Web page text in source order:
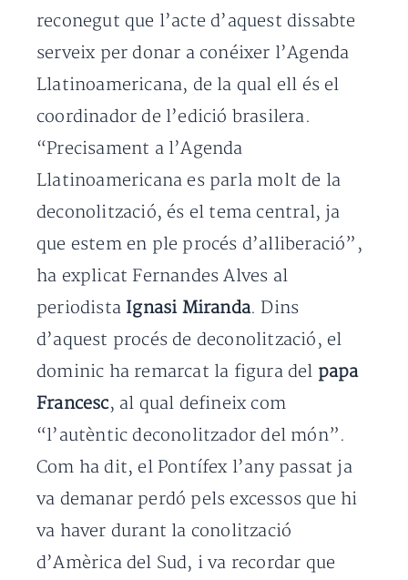
reconegut que l’acte d’aquest dissabte
serveix per donar a conéixer l’Agenda
Llatinoamericana, de la qual ell és el
coordinador de l’edició brasilera.
“Precisament a l’Agenda
Llatinoamericana es parla molt de la
deconolització, és el tema central, ja
que estem en ple procés d’alliberació”,
ha explicat Fernandes Alves al
periodista Ignasi Miranda. Dins
d’aquest procés de deconolització, el
dominic ha remarcat la figura del papa
Francesc, al qual defineix com
“l’autèntic deconolitzador del món”.
Com ha dit, el Pontífex l’any passat ja
va demanar perdó pels excessos que hi
va haver durant la conolització
d’Amèrica del Sud, i va recordar que